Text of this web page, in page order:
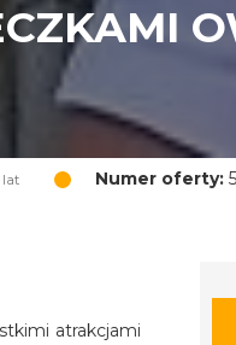
lat Numer oferty:
atrakcjami